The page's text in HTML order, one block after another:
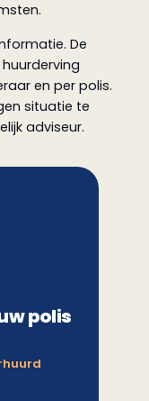
De
en per polis.
situatie te
adviseur.
polis